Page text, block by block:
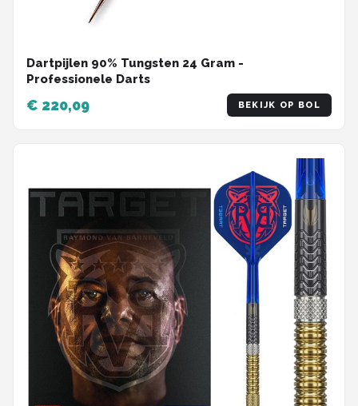
Dartpijlen 90% Tungsten 24 Gram -
Professionele Darts
€ 220,09 BEKIJK OP BOL